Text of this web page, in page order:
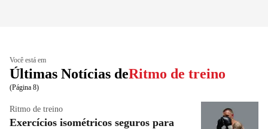
Você está em
Últimas Notícias deRitmo de treino
(Página 8)
Ritmo de treino
Exercícios isométricos seguros para